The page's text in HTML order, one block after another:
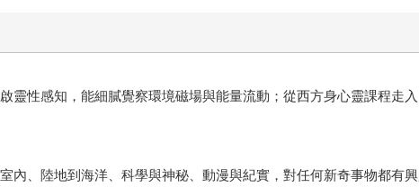
靈性感知，能細膩覺察環境磁場與能量流動；從西方身心靈課程走
內、陸地到海洋、科學與神秘、動漫與紀實，對任何新奇事物都有